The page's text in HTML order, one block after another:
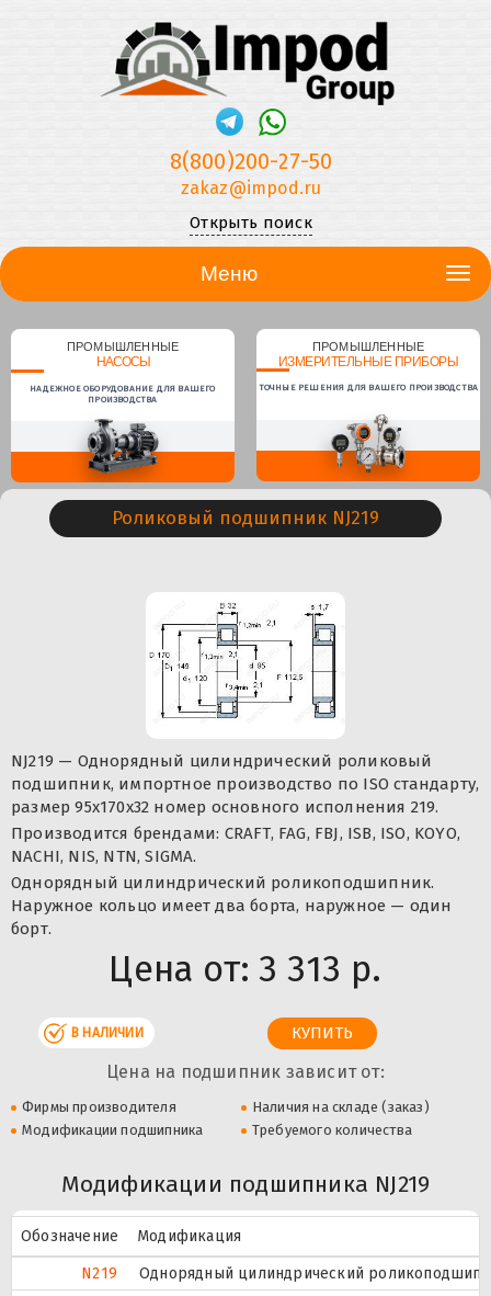
8(800)200-27-50
zakaz@impod.ru
Открыть поиск
Меню
ПРОМЫШЛЕННЫЕ
НАСОСЫ
НАДЕЖНОЕ ОБОРУДОВАНИЕ ДЛЯ ВАШЕГО
ПРОИЗВОДСТВА
ПРОМЫШЛЕННЫЕ
ИЗМЕРИТЕЛЬНЫЕ ПРИБОРЫ
ТОЧНЫЕ РЕШЕНИЯ ДЛЯ ВАШЕГО ПРОИЗВОДСТВА
Роликовый подшипник NJ219
NJ219 — Однорядный цилиндрический роликовый
подшипник, импортное производство по ISO стандарту,
размер 95x170x32 номер основного исполнения 219.
Производится брендами: CRAFT, FAG, FBJ, ISB, ISO, KOYO,
NACHI, NIS, NTN, SIGMA.
Однорядный цилиндрический роликоподшипник.
Наружное кольцо имеет два борта, наружное — один
борт.
Цена от: 3 313 р.
В НАЛИЧИИ
Цена на подшипник зависит от:
Фирмы производителя
Наличия на складе (заказ)
Модификации подшипника
Требуемого количества
Модификации подшипника NJ219
Обозначение
Модификация
N219
Однорядный цилиндрический